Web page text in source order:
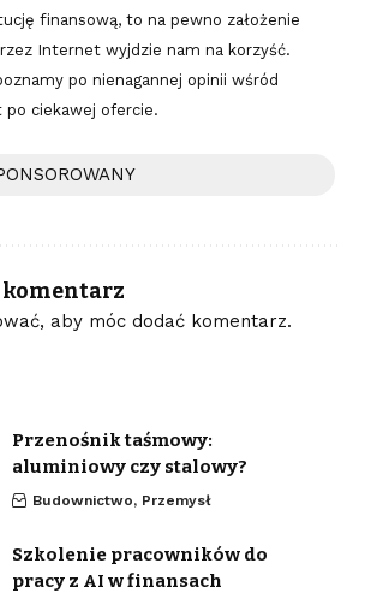
finansową, to na pewno założenie
Internet wyjdzie nam na korzyść.
po nienagannej opinii wśród
po ciekawej ofercie.
komentarz
, aby móc dodać komentarz.
Przenośnik taśmowy:
aluminiowy czy stalowy?
Budownictwo, Przemysł
Szkolenie pracowników do
pracy z AI w finansach